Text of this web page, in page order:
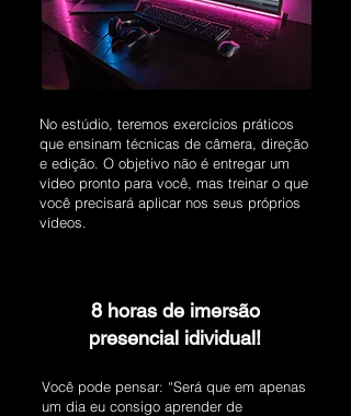
No estúdio, teremos exercícios práticos
que ensinam técnicas de câmera, direção
e edição. O objetivo não é entregar um
vídeo pronto para você, mas treinar o que
você precisará aplicar nos seus próprios
vídeos.
8 horas de imersão
presencial idividual!
Você pode pensar: “Será que em apenas
um dia eu consigo aprender de